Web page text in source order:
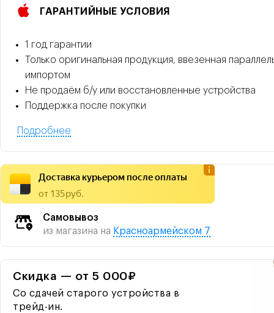
ГАРАНТИЙНЫЕ УСЛОВИЯ
1 год гарантии
Только оригинальная продукция, ввезенная
импортом
Не продаём б/у или восстановленные устройства
Поддержка после покупки
Подробнее
Доставка курьером после оплаты
от 135 руб.
Самовывоз
из магазина на Красноармейском 7
Скидка — от 5 000₽
Со сдачей старого устройства в
трейд-ин.